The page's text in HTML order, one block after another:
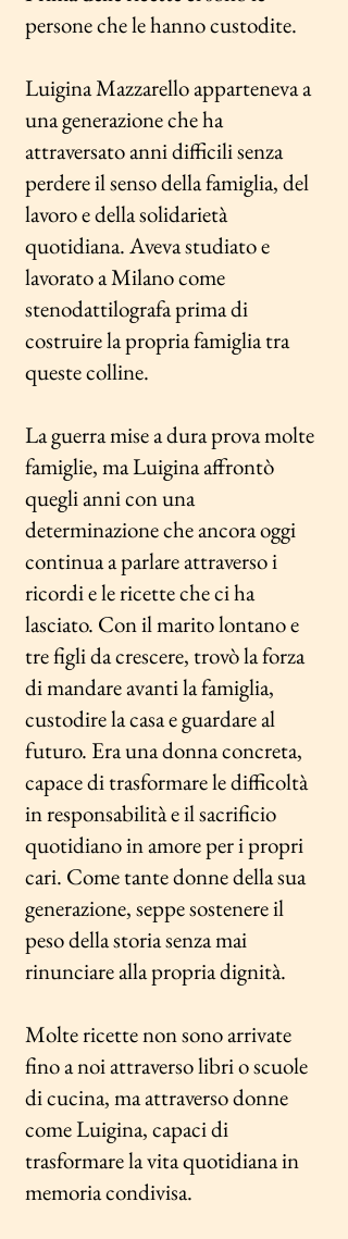
persone che le hanno custodite.
Luigina Mazzarello apparteneva a
una generazione che ha
attraversato anni difficili senza
perdere il senso della famiglia, del
lavoro e della solidarietà
quotidiana. Aveva studiato e
lavorato a Milano come
stenodattilografa prima di
costruire la propria famiglia tra
queste colline.
La guerra mise a dura prova molte
famiglie, ma Luigina affrontò
quegli anni con una
determinazione che ancora oggi
continua a parlare attraverso i
ricordi e le ricette che ci ha
lasciato. Con il marito lontano e
tre figli da crescere, trovò la forza
di mandare avanti la famiglia,
custodire la casa e guardare al
futuro. Era una donna concreta,
capace di trasformare le difficoltà
in responsabilità e il sacrificio
quotidiano in amore per i propri
cari. Come tante donne della sua
generazione, seppe sostenere il
peso della storia senza mai
rinunciare alla propria dignità.
Molte ricette non sono arrivate
fino a noi attraverso libri o scuole
di cucina, ma attraverso donne
come Luigina, capaci di
trasformare la vita quotidiana in
memoria condivisa.